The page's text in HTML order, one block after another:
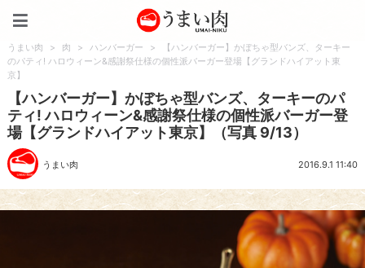
うまい肉 > 肉 > ハンバーガー >
【ハンバーガー】かぼちゃ型バンズ、ターキー
のパティ! ハロウィーン&感謝祭仕様の個性派バーガー登場【グランドハイアット東
京】
【ハンバーガー】かぼちゃ型バンズ、ターキーのパ
ティ! ハロウィーン&感謝祭仕様の個性派バーガー登
場【グランドハイアット東京】（写真 9/13）
うまい肉 2016.9.1 11:40